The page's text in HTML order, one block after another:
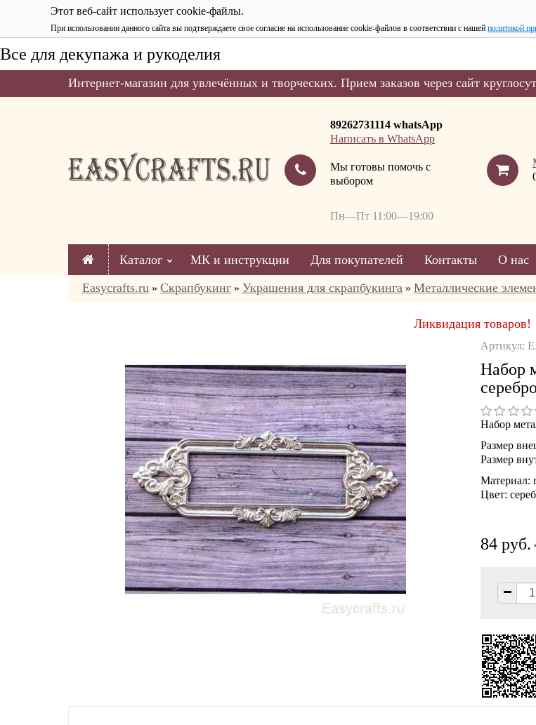
Этот веб-сайт использует cookie-файлы.
При использовании данного сайта вы подтверждаете свое согласие на использование cookie-файлов в соответствии с нашей политикой
Все для декупажа и рукоделия
Интернет-магазин для увлечённых и творческих. Прием заказов через сайт
89262731114 whatsApp
Написать в WhatsApp
Мы готовы помочь с
выбором
Пн—Пт 11:00—19:00
Каталог МК и инструкции Для покупателей Контакты О нас
Easycrafts.ru » Скрапбукинг » Украшения для скрапбукинга » Металлические
Ликвидация товаров!
Артикул:
Набор
Набор
Размер
Размер
Материал:
Цвет:
84 руб.